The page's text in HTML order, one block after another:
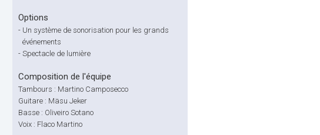
Options
- Un système de sonorisation pour les grands
événements
- Spectacle de lumière
Composition de l'équipe
Tambours : Martino Camposecco
Guitare : Mäsu Jeker
Basse : Oliveiro Sotano
Voix : Flaco Martino